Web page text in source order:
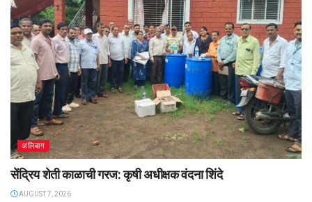
अलिबाग
सेंद्रिय शेती काळाची गरज: कृषी अधीक्षक वंदना शिंदे
AUGUST 7, 2026